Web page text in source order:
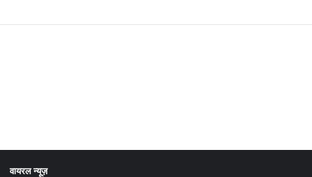
वायरल न्यूज़